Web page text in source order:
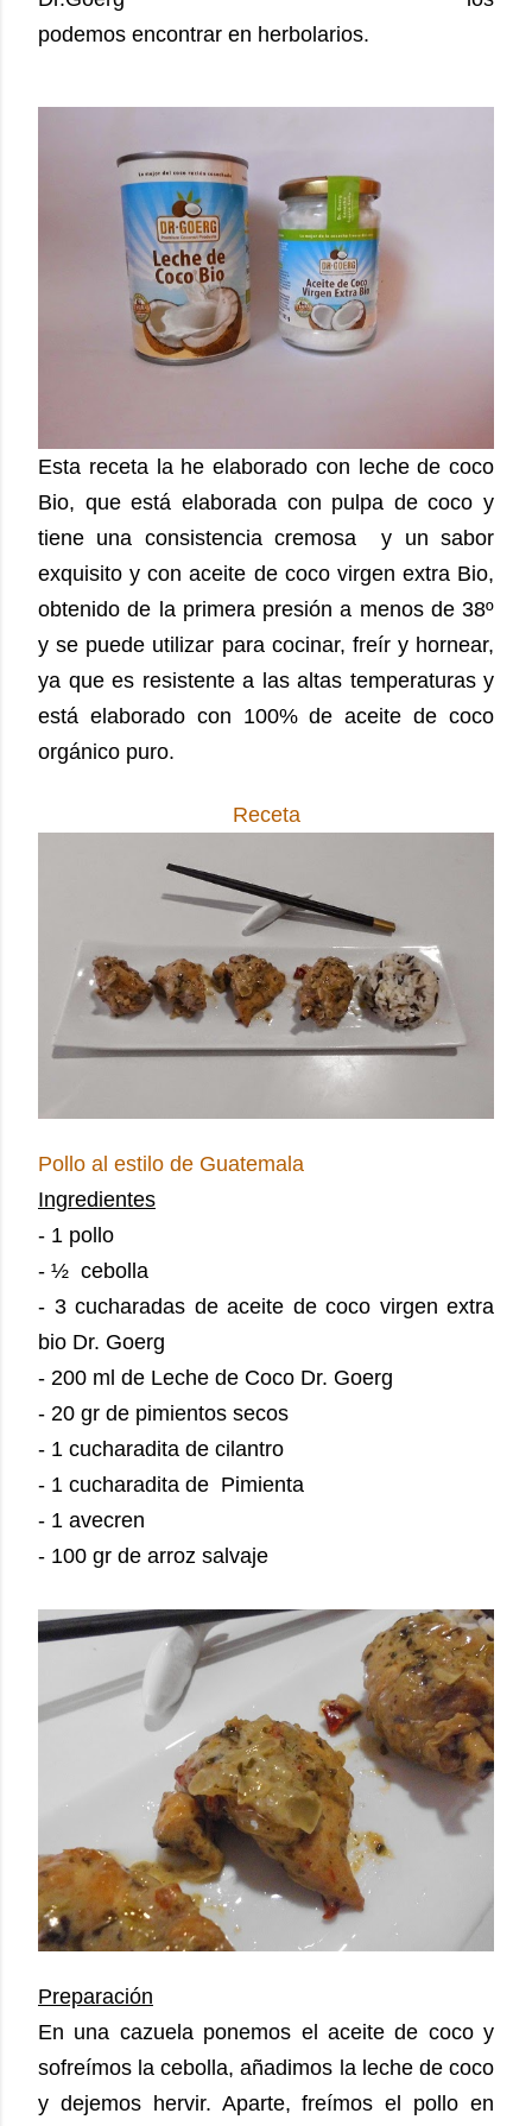
podemos encontrar en herbolarios.
Esta receta la he elaborado con leche de coco
Bio, que está elaborada con pulpa de coco y
tiene una consistencia cremosa y un sabor
exquisito y con aceite de coco virgen extra Bio,
obtenido de la primera presión a menos de 38º
y se puede utilizar para cocinar, freír y hornear,
ya que es resistente a las altas temperaturas y
está elaborado con 100% de aceite de coco
orgánico puro.
Receta
Pollo al estilo de Guatemala
Ingredientes
- 1 pollo
- ½ cebolla
- 3 cucharadas de aceite de coco virgen extra
bio Dr. Goerg
- 200 ml de Leche de Coco Dr. Goerg
- 20 gr de pimientos secos
- 1 cucharadita de cilantro
- 1 cucharadita de Pimienta
- 1 avecren
- 100 gr de arroz salvaje
Preparación
En una cazuela ponemos el aceite de coco y
sofreímos la cebolla, añadimos la leche de coco
y dejemos hervir. Aparte, freímos el pollo en